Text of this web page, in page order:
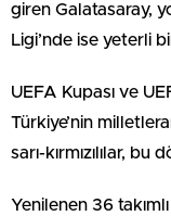
giren Galatasaray,
Ligi’nde ise yeterli
UEFA Kupası ve
Türkiye’nin
sarı-kırmızılılar,
Yenilenen 36